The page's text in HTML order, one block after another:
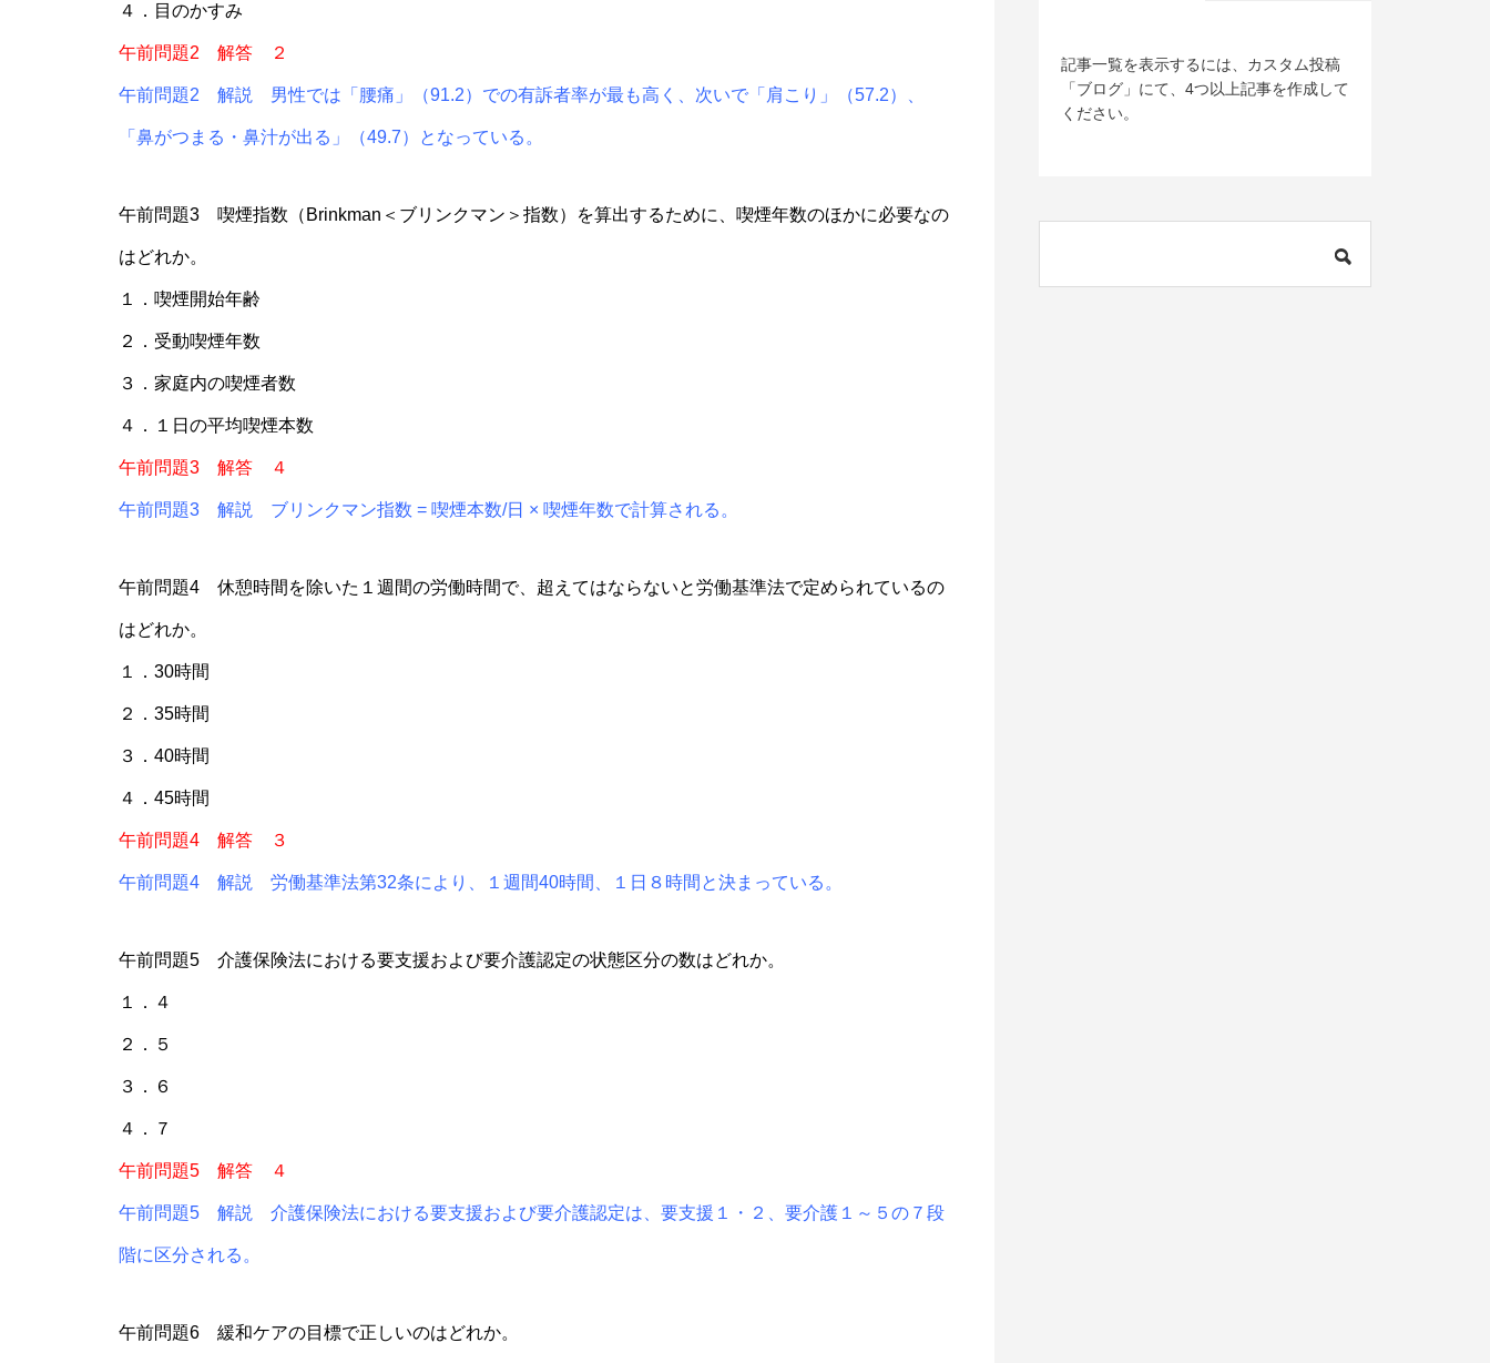
４．目のかすみ
午前問題2 解答 ２
午前問題2 解説 男性では「腰痛」（91.2）での有訴者率が最も高く、次いで「肩こり」（57.2）、
「鼻がつまる・鼻汁が出る」（49.7）となっている。
午前問題3 喫煙指数（Brinkman＜ブリンクマン＞指数）を算出するために、喫煙年数のほかに必要なの
はどれか。
１．喫煙開始年齢
２．受動喫煙年数
３．家庭内の喫煙者数
４．１日の平均喫煙本数
午前問題3 解答 ４
午前問題3 解説 ブリンクマン指数 = 喫煙本数/日 × 喫煙年数で計算される。
午前問題4 休憩時間を除いた１週間の労働時間で、超えてはならないと労働基準法で定められているの
はどれか。
１．30時間
２．35時間
３．40時間
４．45時間
午前問題4 解答 ３
午前問題4 解説 労働基準法第32条により、１週間40時間、１日８時間と決まっている。
午前問題5 介護保険法における要支援および要介護認定の状態区分の数はどれか。
１．４
２．５
３．６
４．７
午前問題5 解答 ４
午前問題5 解説 介護保険法における要支援および要介護認定は、要支援１・２、要介護１～５の７段
階に区分される。
午前問題6 緩和ケアの目標で正しいのはどれか。
記事一覧を表示するには、カスタム投稿
「ブログ」にて、4つ以上記事を作成して
ください。